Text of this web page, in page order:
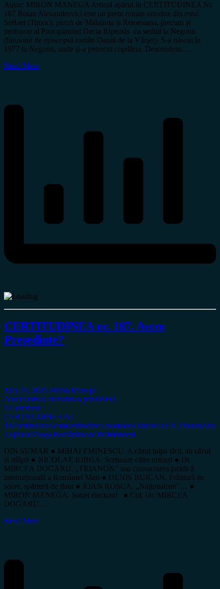
Autor: MIRON MANEGA Articol apărut în CERTITUDINEA Nr.
187 Boian Alexandrovici este un preot român ortodox din estul
Serbiei (Timoc), paroh de Malainița și Remesiana, precum și
protopop al Protopiatului Dacia Ripensis cu sediul la Negotin
(hirotonit de episcopul român Daniil de la Vârșeț). S-a născut în
1977 la Negotin, unde și-a petrecut copilăria. Descendent…
Read More
CERTITUDINEA nr. 187. Avem
Președinte?
May 19, 2025 Miron Manega
AntetArhivaCertitudinea printINFO
0 Comment
CERTITUDINEA Nr.
187certitudinea.comcertitudinea.roortodoxTratatul de la TrianonZiua
CopiluluiZiuqa Românilor de Pretutindeni
DIN SUMAR ● MIHAI EMINESCU. A căzut talpa țării, au căzut
și stâlpii ● NICOLAE IORGA. Scrisoare către urmași ● Dr.
MIRCEA DOGARU. „TRIANON” sau consacrarea juridică
internațională a României Mari ● DENIS BUICAN. Frântură de
soare, spărtură de flaut ● IOAN ROȘCA. „Naţionalism”… ●
MIRON MANEGA. Sonet electoral ● Col. Dr. MIRCEA
DOGARU….
Read More